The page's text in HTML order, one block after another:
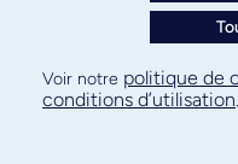
Plan de site
Voir notre politique de
conditions d’utilisation.